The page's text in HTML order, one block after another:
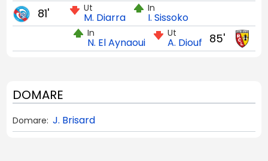
Ut
M. Diarra
In
I. Sissoko
81'
85'
Ut
A. Diouf
In
N. El Aynaoui
DOMARE
Domare: J. Brisard